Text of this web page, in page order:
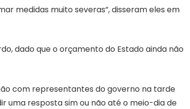
medidas muito severas”, disseram eles em
dado que o orçamento do Estado ainda não
com representantes do governo na tarde
uma resposta sim ou não até o meio-dia de